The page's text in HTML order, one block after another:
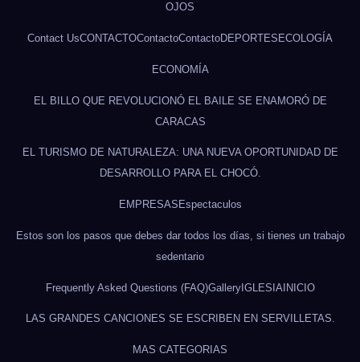
OJOS
Contact UsCONTACTOContactoContactoDEPORTES ECOLOGÍA
ECONOMÍA
EL BILLO QUE REVOLUCIONÓ EL BAILE SE ENAMORÓ DE
CARACAS
EL TURISMO DE NATURALEZA: UNA NUEVA OPORTUNIDAD DE
DESARROLLO PARA EL CHOCÓ.
EMPRESAS Espectaculos
Estos son los pasos que debes dar todos los días, si tienes un trabajo
sedentario
Frequently Asked Questions (FAQ)GalleryIGLESIAINICIO
LAS GRANDES CANCIONES SE ESCRIBEN EN SERVILLETAS.
MAS CATEGORIAS